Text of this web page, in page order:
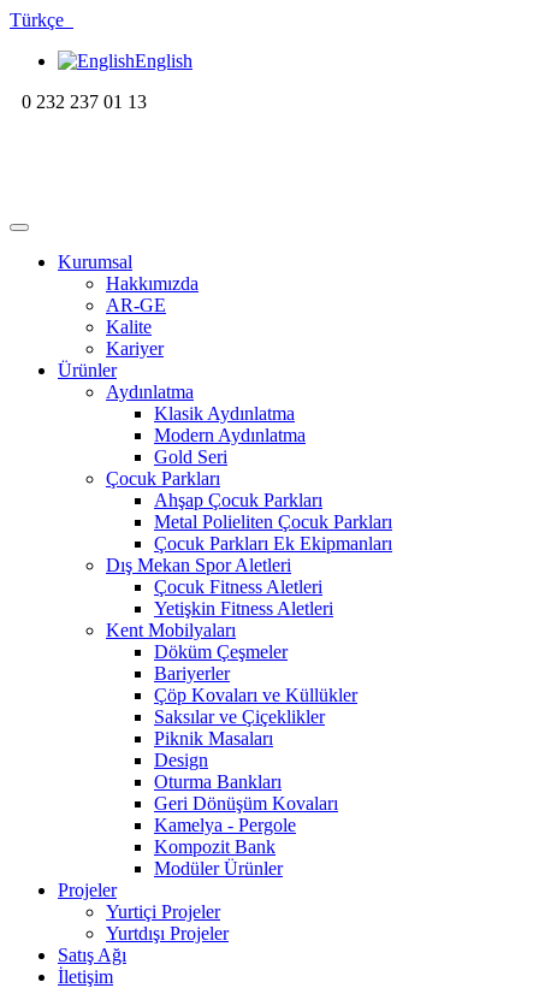
Türkçe
English
0 232 237 01 13
Kurumsal
Hakkımızda
AR-GE
Kalite
Kariyer
Ürünler
Aydınlatma
Klasik Aydınlatma
Modern Aydınlatma
Gold Seri
Çocuk Parkları
Ahşap Çocuk Parkları
Metal Polieliten Çocuk Parkları
Çocuk Parkları Ek Ekipmanları
Dış Mekan Spor Aletleri
Çocuk Fitness Aletleri
Yetişkin Fitness Aletleri
Kent Mobilyaları
Döküm Çeşmeler
Bariyerler
Çöp Kovaları ve Küllükler
Saksılar ve Çiçeklikler
Piknik Masaları
Design
Oturma Bankları
Geri Dönüşüm Kovaları
Kamelya - Pergole
Kompozit Bank
Modüler Ürünler
Projeler
Yurtiçi Projeler
Yurtdışı Projeler
Satış Ağı
İletişim